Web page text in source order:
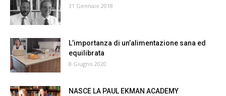
31 Gennaio 2018
L’importanza di un’alimentazione sana ed
equilibrata
8 Giugno 2020
NASCE LA PAUL EKMAN ACADEMY